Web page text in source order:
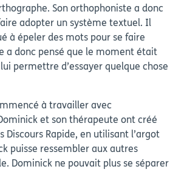
Son orthophoniste a donc
adopter un système textuel. Il
à épeler des mots pour se faire
a donc pensé que le moment était
permettre d’essayer quelque chose
à travailler avec
et son thérapeute ont créé
Discours Rapide, en utilisant l’argot
puisse ressembler aux autres
Dominick ne pouvait plus se séparer